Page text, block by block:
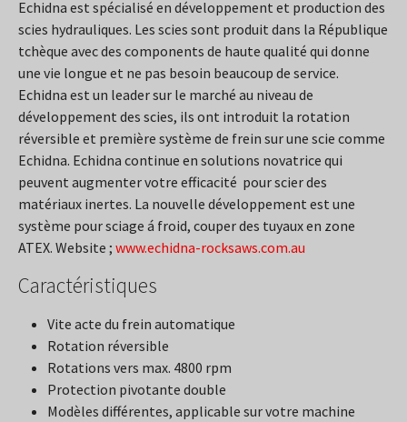
Echidna est spécialisé en développement et production des
scies hydrauliques. Les scies sont produit dans la République
tchèque avec des components de haute qualité qui donne
une vie longue et ne pas besoin beaucoup de service.
Echidna est un leader sur le marché au niveau de
développement des scies, ils ont introduit la rotation
réversible et première système de frein sur une scie comme
Echidna. Echidna continue en solutions novatrice qui
peuvent augmenter votre efficacité pour scier des
matériaux inertes. La nouvelle développement est une
système pour sciage á froid, couper des tuyaux en zone
ATEX. Website ; www.echidna-rocksaws.com.au
Caractéristiques
Vite acte du frein automatique
Rotation réversible
Rotations vers max. 4800 rpm
Protection pivotante double
Modèles différentes, applicable sur votre machine